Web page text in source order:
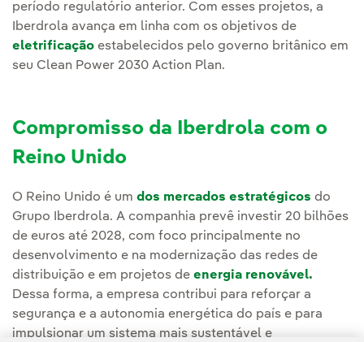
período regulatório anterior. Com esses projetos, a
Iberdrola avança em linha com os objetivos de
eletrificação estabelecidos pelo governo britânico em
seu Clean Power 2030 Action Plan.
Compromisso da Iberdrola com o
Reino Unido
O Reino Unido é um dos mercados estratégicos do
Grupo Iberdrola. A companhia prevê investir 20 bilhões
de euros até 2028, com foco principalmente no
desenvolvimento e na modernização das redes de
distribuição e em projetos de energia renovável.
Dessa forma, a empresa contribui para reforçar a
segurança e a autonomia energética do país e para
impulsionar um sistema mais sustentável e